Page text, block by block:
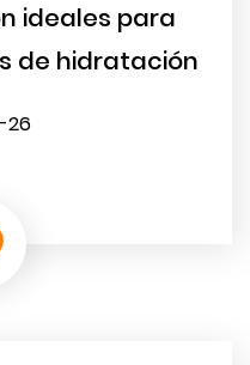
ideales para
de hidratación
26